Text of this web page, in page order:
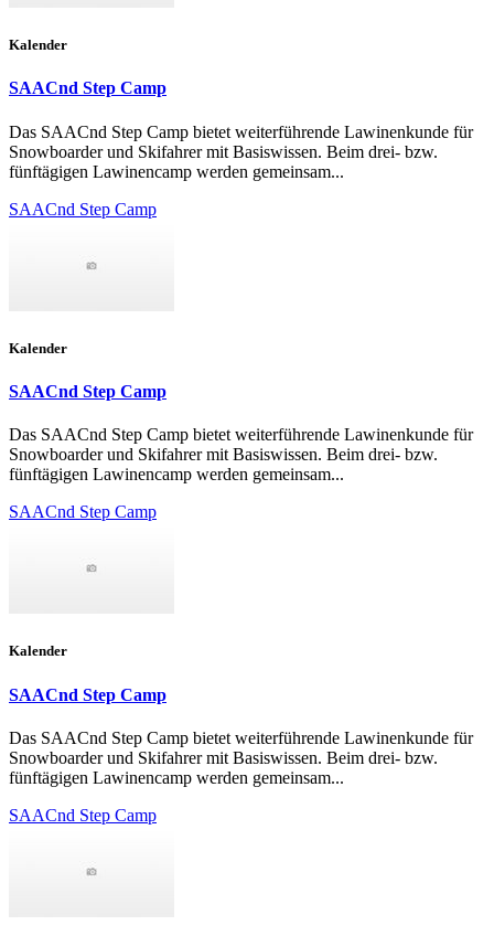
Kalender
SAACnd Step Camp
Das SAACnd Step Camp bietet weiterführende Lawinenkunde für
Snowboarder und Skifahrer mit Basiswissen. Beim drei- bzw.
fünftägigen Lawinencamp werden gemeinsam...
SAACnd Step Camp
Kalender
SAACnd Step Camp
Das SAACnd Step Camp bietet weiterführende Lawinenkunde für
Snowboarder und Skifahrer mit Basiswissen. Beim drei- bzw.
fünftägigen Lawinencamp werden gemeinsam...
SAACnd Step Camp
Kalender
SAACnd Step Camp
Das SAACnd Step Camp bietet weiterführende Lawinenkunde für
Snowboarder und Skifahrer mit Basiswissen. Beim drei- bzw.
fünftägigen Lawinencamp werden gemeinsam...
SAACnd Step Camp